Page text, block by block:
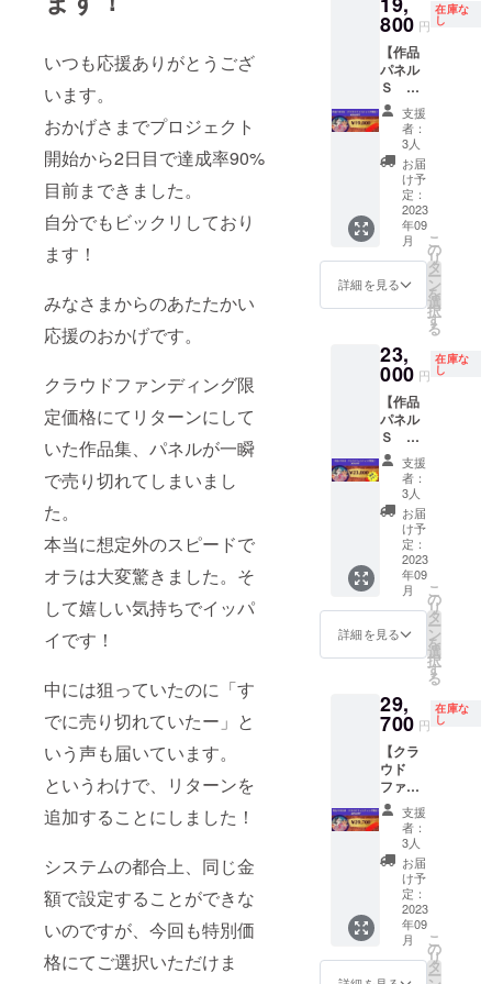
いつも応援ありがとうござ
います。
おかげさまでプロジェクト
開始から2日目で達成率90%
目前まできました。
自分でもビックリしており
ます！
みなさまからのあたたかい
応援のおかげです。
クラウドファンディング限
定価格にてリターンにして
いた作品集、パネルが一瞬
で売り切れてしまいまし
た。
本当に想定外のスピードで
オラは大変驚きました。そ
して嬉しい気持ちでイッパ
イです！
中には狙っていたのに「す
でに売り切れていたー」と
いう声も届いています。
というわけで、リターンを
追加することにしました！
システムの都合上、同じ金
額で設定することができな
いのですが、今回も特別価
格にてご選択いただけま
から詳
細な場
別に連
絡いた
しま
す。
くださ
い。 ※
備考欄
にご記
載がな
い場
合、シ
ステム
を通し
て確認
できる
お名前
にて対
応させ
ていた
だきま
格で
す。
とお礼
のお手
紙を心
を込め
てお届
けしま
す。 作
品集規
格：A4
サイ
ズ・
ハード
カバー
※備考欄
にお手
紙の宛
ご記入
くださ
い。 ※
備考欄
にご記
載がな
い場
合、シ
ステム
を通し
て確認
できる
お名前
にて対
応させ
ていた
だきま
格で
す。
800 円
在庫な
し
【作品
パネル
Ｓ ク
ラウド
ファン
ディン
グ限
定！
40％OF
F】
(限定3
Instagr
amにあ
る作品
から1点
いただ
き、
キャン
バスパ
ネルに
いたし
ます。
Sサイズ
(210㎜
×210㎜)
https://
www.in
stagra
m.com/
aaacha
n_1lust/
※送料込
作品を
選んで
いただ
いてか
ら2ヶ月
以内に
発送予
定で
す。 ※
個人用
に描い
た絵,お
よび
ペット
の肖像
画は除
支援
者：
3人
お届
け予
定：
2023
年09
月
詳細を見る
こ
の
リ
タ
ー
ン
を
選
択
す
る
23,
000 円
在庫な
し
【作品
パネル
Ｓ ク
ラウド
ファン
ディン
グ限
定！
30％OF
F】
(限定3
Instagr
amにあ
る作品
から1点
いただ
き、
キャン
バスパ
ネルに
いたし
ます。
Sサイズ
(210㎜
×210㎜)
https://
www.in
stagra
m.com/
aaacha
n_1lust/
支援
者：
3人
お届
け予
定：
2023
年09
月
詳細を見る
こ
の
リ
タ
ー
ン
を
選
択
す
る
29,
700 円
在庫な
し
【クラ
ウド
ファン
ディン
グ限
定 作
品パネ
ルM
40％OF
F】
(限定3
IInstagr
amにあ
支援
者：
3人
お届
け予
定：
2023
年09
月
こ
の
リ
タ
ー